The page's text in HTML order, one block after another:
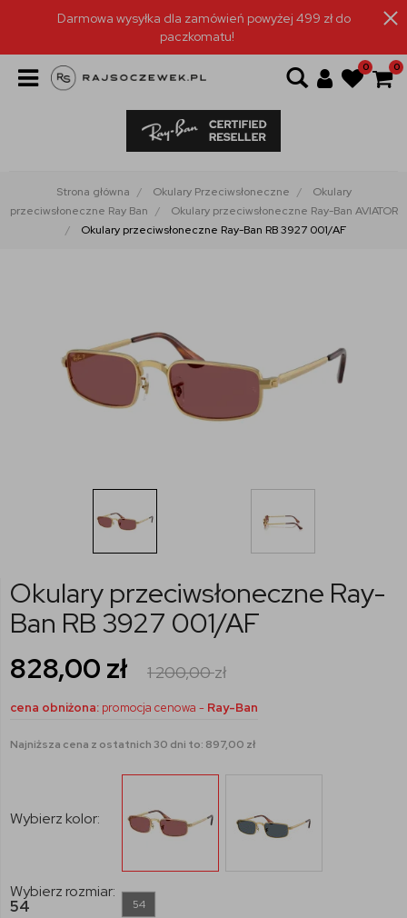
Darmowa wysyłka dla zamówień powyżej 499 zł do
paczkomatu!
0 0
Strona główna Okulary Przeciwsłoneczne
Okulary
przeciwsłoneczne Ray Ban
Okulary przeciwsłoneczne Ray-Ban AVIATOR
Okulary przeciwsłoneczne Ray-Ban RB 3927 001/AF
Okulary przeciwsłoneczne Ray-
Ban RB 3927 001/AF
828,00 zł 1 200,00zł
cena obniżona: promocja cenowa - Ray-Ban
Najniższa cena z ostatnich 30 dni to: 897,00 zł
Wybierz kolor:
Wybierz rozmiar:
54
54